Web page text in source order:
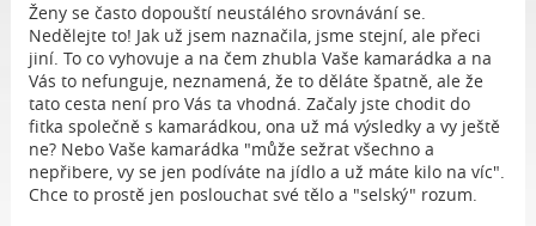
Ženy se často dopouští neustálého srovnávání se.
Nedělejte to! Jak už jsem naznačila, jsme stejní, ale přeci
jiní. To co vyhovuje a na čem zhubla Vaše kamarádka a na
Vás to nefunguje, neznamená, že to děláte špatně, ale že
tato cesta není pro Vás ta vhodná. Začaly jste chodit do
fitka společně s kamarádkou, ona už má výsledky a vy ještě
ne? Nebo Vaše kamarádka "může sežrat všechno a
nepřibere, vy se jen podíváte na jídlo a už máte kilo na víc".
Chce to prostě jen poslouchat své tělo a "selský" rozum.